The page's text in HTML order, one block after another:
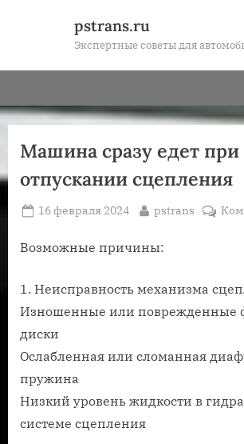
pstrans.ru
Экспертные советы для
Машина сразу едет при
отпускании сцепления
Posted
16 февраля 2024 By
pstrans
Возможные причины:
1. Неисправность механизма
Изношенные или поврежденные
диски
Ослабленная или сломанная
пружина
Низкий уровень жидкости в
системе сцепления